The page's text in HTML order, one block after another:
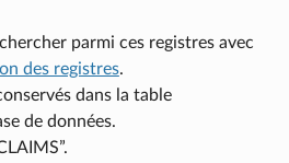
parmi ces registres avec
des registres.
dans la table
de données.